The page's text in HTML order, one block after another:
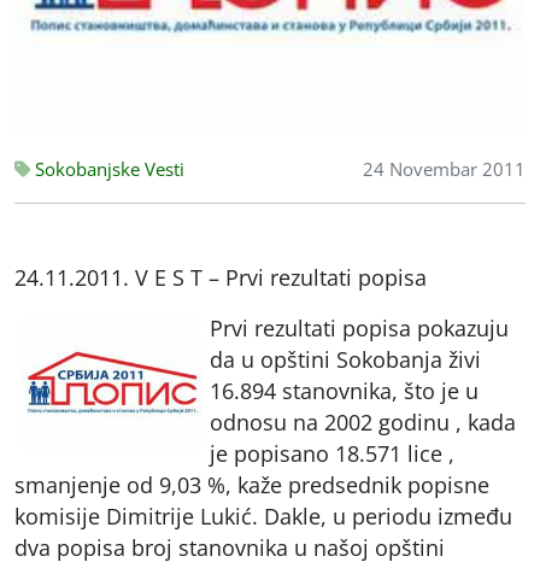
Sokobanjske Vesti 24 Novembar 2011
24.11.2011. V E S T – Prvi rezultati popisa
Prvi rezultati popisa pokazuju
da u opštini Sokobanja živi
16.894 stanovnika, što je u
odnosu na 2002 godinu , kada
je popisano 18.571 lice ,
smanjenje od 9,03 %, kaže predsednik popisne
komisije Dimitrije Lukić. Dakle, u periodu između
dva popisa broj stanovnika u našoj opštini